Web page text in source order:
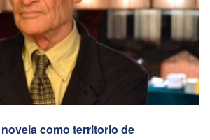
como territorio de